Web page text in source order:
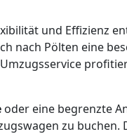
und Effizienz
nach Pölten eine
oder eine begrenzte
zu buchen.